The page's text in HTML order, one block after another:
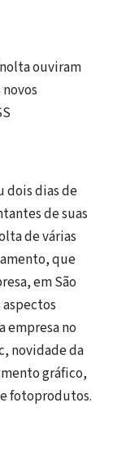
ouviram
dois dias de
de suas
de várias
que
em São
empresa no
novidade da
gráfico,
fotoprodutos.